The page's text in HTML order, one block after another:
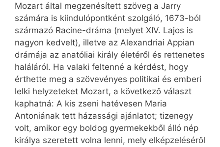
Mozart által megzenésített szöveg a Jarry
számára is kiindulópontként szolgáló, 1673-ból
származó Racine-dráma (melyet XIV. Lajos is
nagyon kedvelt), illetve az Alexandriai Appian
drámája az anatóliai király életéről és rettenetes
haláláról. Ha valaki feltenné a kérdést, hogy
érthette meg a szövevényes politikai és emberi
lelki helyzeteket Mozart, a következő választ
kaphatná: A kis zseni hatévesen Maria
Antoniának tett házassági ajánlatot; tizenegy
volt, amikor egy boldog gyermekekből álló nép
királya szeretett volna lenni, mely elképzeléséről